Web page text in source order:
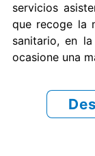
servicios
que recoge la
sanitario, en
ocasione una